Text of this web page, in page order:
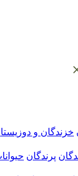
خزندگان و
پرندگان